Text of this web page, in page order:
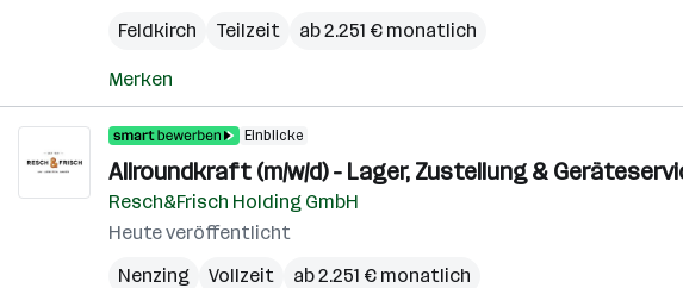
Feldkirch
Teilzeit ab 2.251 € monatlich
Merken
Einblicke
Allroundkraft (m/w/d) - Lager, Zustellung &
Resch&Frisch Holding GmbH
Heute veröffentlicht
Nenzing
Vollzeit ab 2.251 € monatlich